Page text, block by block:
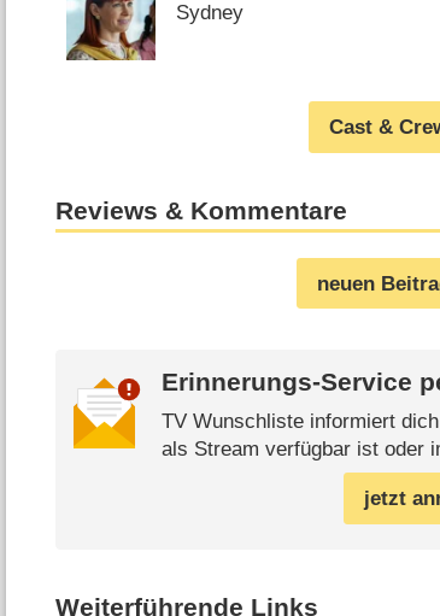
Sydney
Cast &
Reviews & Kommentare
neuen
Erinnerungs-Service
TV Wunschliste informiert
als Stream verfügbar ist oder
jetzt
Weiterführende Links